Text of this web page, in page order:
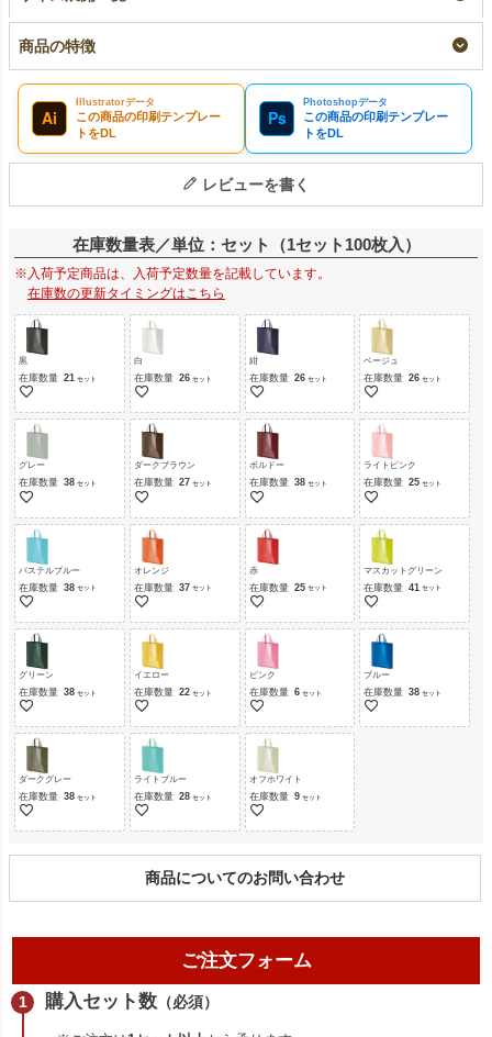
商品の特徴
Ai
Illustratorデータ
この商品の印刷テンプレー
トをDL
Ps
Photoshopデータ
この商品の印刷テンプレー
トをDL
レビューを書く
在庫数量表／単位：セット（1セット100枚入）
※入荷予定商品は、入荷予定数量を記載しています。
在庫数の更新タイミングはこちら
黒
在庫数量 21
白
在庫数量 26
紺
在庫数量 26
ベージュ
在庫数量 26
グレー
在庫数量 38
ダークブラウン
在庫数量 27
ボルドー
在庫数量 38
ライトピンク
在庫数量 25
パステルブルー
在庫数量 38
オレンジ
在庫数量 37
赤
在庫数量 25
マスカットグリーン
在庫数量 41
グリーン
在庫数量 38
イエロー
在庫数量 22
ピンク
在庫数量 6
ブルー
在庫数量 38
ダークグレー
在庫数量 38
ライトブルー
在庫数量 28
オフホワイト
在庫数量 9
商品についてのお問い合わせ
ご注文フォーム
購入セット数 （必須）